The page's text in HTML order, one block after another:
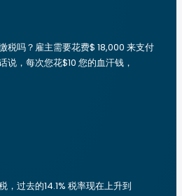
税吗？雇主需要花费$ 18,000 来支付
，每次您花$10 您的血汗钱，
，过去的14.1% 税率现在上升到